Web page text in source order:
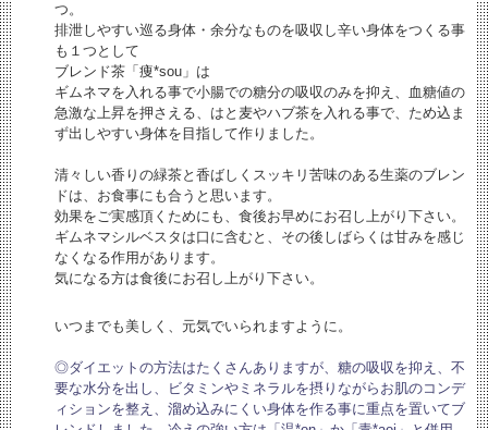
つ。
排泄しやすい巡る身体・余分なものを吸収し辛い身体をつくる事
も１つとして
ブレンド茶「痩*sou」は
ギムネマを入れる事で小腸での糖分の吸収のみを抑え、血糖値の
急激な上昇を押さえる、はと麦やハブ茶を入れる事で、ため込ま
ず出しやすい身体を目指して作りました。
清々しい香りの緑茶と香ばしくスッキリ苦味のある生薬のブレン
ドは、お食事にも合うと思います。
効果をご実感頂くためにも、食後お早めにお召し上がり下さい。
ギムネマシルベスタは口に含むと、その後しばらくは甘みを感じ
なくなる作用があります。
気になる方は食後にお召し上がり下さい。
いつまでも美しく、元気でいられますように。
◎ダイエットの方法はたくさんありますが、糖の吸収を抑え、不
要な水分を出し、ビタミンやミネラルを摂りながらお肌のコンデ
ィションを整え、溜め込みにくい身体を作る事に重点を置いてブ